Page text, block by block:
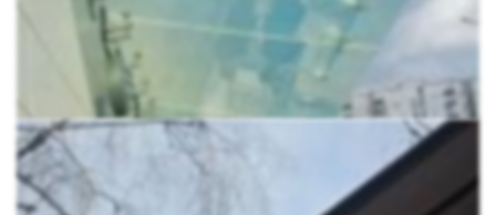
подвергается коррозии, не деформируется при
перепаде температур. Конструкция прослужит
значительно дольше.
Не требует ухода.
Стеклянный козырёк не придётся
перекрашивать раз в три года, как металлический.
Его не прожгёшь моющим средством, как
поликарбонат. Лишь иногда протирайте его и он
всегда будет как новенький.
Подходит для любых климатических зон.
Стекло